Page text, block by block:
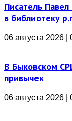
Писатель
в библиотеку
06 августа 2026 |
В Быковском
привычек
06 августа 2026 |